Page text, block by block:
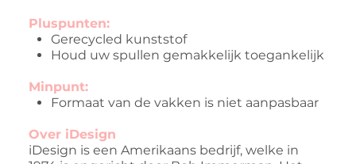
Pluspunten:
Gerecycled kunststof
Houd uw spullen gemakkelijk toegankelijk
Minpunt:
Formaat van de vakken is niet aanpasbaar
Over iDesign
iDesign is een Amerikaans bedrijf, welke in